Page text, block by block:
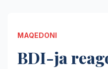
MAQEDONI
BDI-ja